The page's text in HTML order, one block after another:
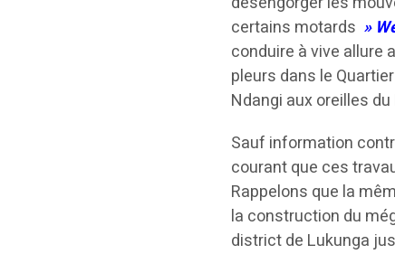
certains motards »
conduire à vive allure
pleurs dans le
Ndangi aux oreilles du
Sauf information
courant que ces
Rappelons que la
la construction du
district de Lukunga